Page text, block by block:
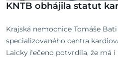
KNTB obhájila statut
Krajská nemocnice Tomáše
specializovaného centra
Laicky řečeno potvrdila, že má